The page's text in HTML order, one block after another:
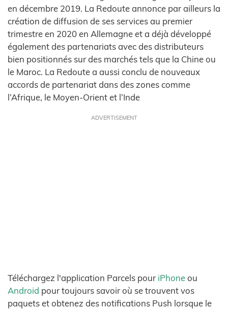
en décembre 2019. La Redoute annonce par ailleurs la
création de diffusion de ses services au premier
trimestre en 2020 en Allemagne et a déjà développé
également des partenariats avec des distributeurs
bien positionnés sur des marchés tels que la Chine ou
le Maroc. La Redoute a aussi conclu de nouveaux
accords de partenariat dans des zones comme
l’Afrique, le Moyen-Orient et l’Inde
ADVERTISEMENT
Téléchargez l'application Parcels pour iPhoneou
Android pour toujours savoir où se trouvent vos
paquets et obtenez des notifications Push lorsque le